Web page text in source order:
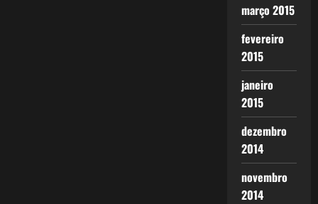
março 2015
fevereiro
2015
janeiro
2015
dezembro
2014
novembro
2014